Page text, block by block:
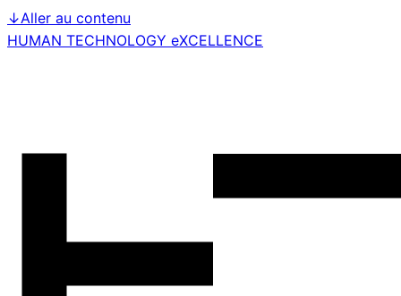
↓Aller au contenu
HUMAN TECHNOLOGY eXCELLENCE